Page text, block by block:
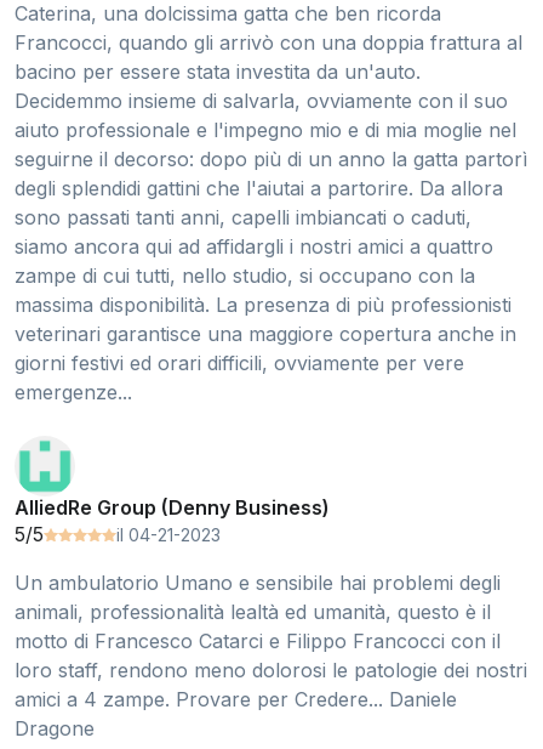
Caterina, una dolcissima gatta che ben ricorda
Francocci, quando gli arrivò con una doppia frattura al
bacino per essere stata investita da un'auto.
Decidemmo insieme di salvarla, ovviamente con il suo
aiuto professionale e l'impegno mio e di mia moglie nel
seguirne il decorso: dopo più di un anno la gatta partorì
degli splendidi gattini che l'aiutai a partorire. Da allora
sono passati tanti anni, capelli imbiancati o caduti,
siamo ancora qui ad affidargli i nostri amici a quattro
zampe di cui tutti, nello studio, si occupano con la
massima disponibilità. La presenza di più professionisti
veterinari garantisce una maggiore copertura anche in
giorni festivi ed orari difficili, ovviamente per vere
emergenze...
AlliedRe Group (Denny Business)
5/5
il 04-21-2023
Un ambulatorio Umano e sensibile hai problemi degli
animali, professionalità lealtà ed umanità, questo è il
motto di Francesco Catarci e Filippo Francocci con il
loro staff, rendono meno dolorosi le patologie dei nostri
amici a 4 zampe. Provare per Credere... Daniele
Dragone